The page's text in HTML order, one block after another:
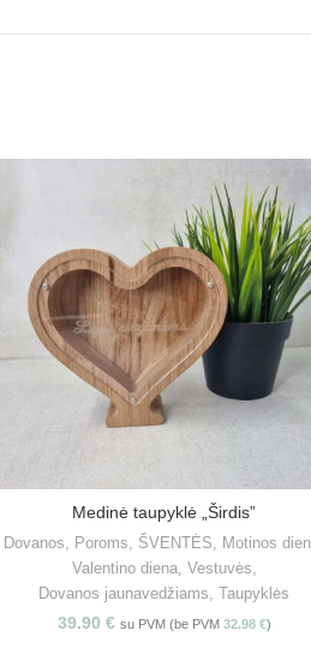
PASIRINKITE SAVYBES
Medinė taupyklė „Širdis”
Dovanos, Poroms, ŠVENTĖS, Motinos
Valentino diena, Vestuvės,
Dovanos jaunavedžiams,Taupyklės
39.90 € su PVM (be PVM 32.98 €)